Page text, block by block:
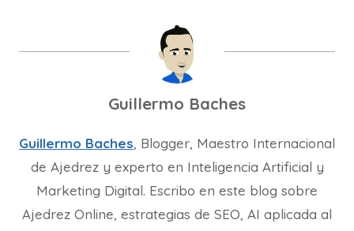
Guillermo Baches
Guillermo Baches, Blogger, Maestro Internacional
de Ajedrez y experto en Inteligencia Artificial y
Marketing Digital. Escribo en este blog sobre
Ajedrez Online, estrategias de SEO, AI aplicada al